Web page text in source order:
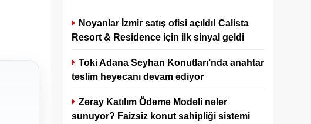
Noyanlar İzmir satış ofisi açıldı! Calista
Resort & Residence için ilk sinyal geldi
Toki Adana Seyhan Konutları’nda anahtar
teslim heyecanı devam ediyor
Zeray Katılım Ödeme Modeli neler
sunuyor? Faizsiz konut sahipliği sistemi